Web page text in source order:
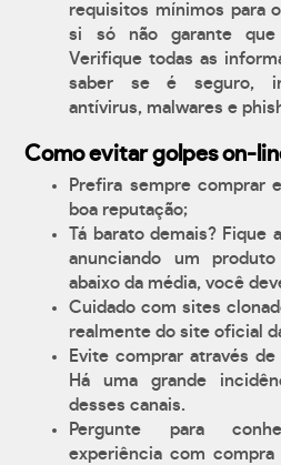
requisitos mínimos para
si só não garante
Verifique todas as
saber se é seguro,
antívirus, malwares e
Como evitar golpes on-
Prefira sempre comprar
boa reputação;
Tá barato demais? Fique
anunciando um
abaixo da média, você
Cuidado com sites
realmente do site oficial
Evite comprar através
Há uma grande
desses canais.
Pergunte para
experiência com